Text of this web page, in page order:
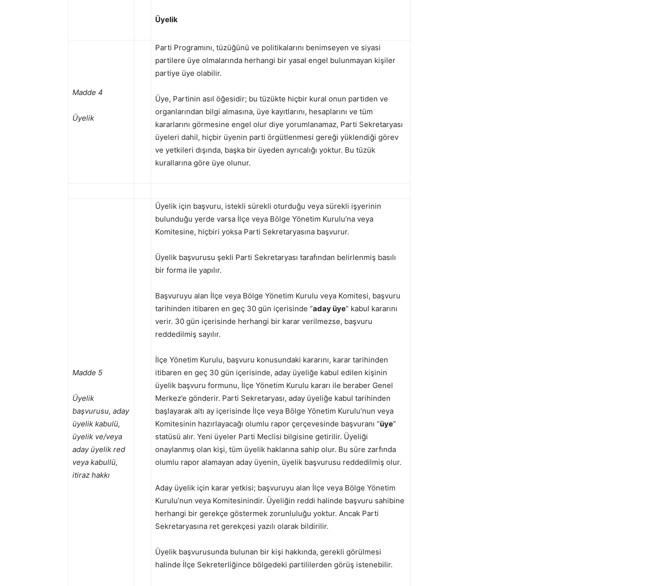
Üyelik
Madde 4
Üyelik
Parti Programını, tüzüğünü ve politikalarını benimseyen ve siyasi
partilere üye olmalarında herhangi bir yasal engel bulunmayan kişiler
partiye üye olabilir.
Üye, Partinin asıl öğesidir; bu tüzükte hiçbir kural onun partiden ve
organlarından bilgi almasına, üye kayıtlarını, hesaplarını ve tüm
kararlarını görmesine engel olur diye yorumlanamaz, Parti Sekretaryası
üyeleri dahil, hiçbir üyenin parti örgütlenmesi gereği yüklendiği görev
ve yetkileri dışında, başka bir üyeden ayrıcalığı yoktur. Bu tüzük
kurallarına göre üye olunur.
Madde 5
Üyelik
başvurusu, aday
üyelik kabulü,
üyelik ve/veya
aday üyelik red
veya kabullü,
itiraz hakkı
Üyelik için başvuru, istekli sürekli oturduğu veya sürekli işyerinin
bulunduğu yerde varsa İlçe veya Bölge Yönetim Kurulu’na veya
Komitesine, hiçbiri yoksa Parti Sekretaryasına başvurur.
Üyelik başvurusu şekli Parti Sekretaryası tarafından belirlenmiş basılı
bir forma ile yapılır.
Başvuruyu alan İlçe veya Bölge Yönetim Kurulu veya Komitesi, başvuru
tarihinden itibaren en geç 30 gün içerisinde “aday üye” kabul kararını
verir. 30 gün içerisinde herhangi bir karar verilmezse, başvuru
reddedilmiş sayılır.
İlçe Yönetim Kurulu, başvuru konusundaki kararını, karar tarihinden
itibaren en geç 30 gün içerisinde, aday üyeliğe kabul edilen kişinin
üyelik başvuru formunu, İlçe Yönetim Kurulu kararı ile beraber Genel
Merkez’e gönderir. Parti Sekretaryası, aday üyeliğe kabul tarihinden
başlayarak altı ay içerisinde İlçe veya Bölge Yönetim Kurulu’nun veya
Komitesinin hazırlayacağı olumlu rapor çerçevesinde başvuranı “üye”
statüsü alır. Yeni üyeler Parti Meclisi bilgisine getirilir. Üyeliği
onaylanmış olan kişi, tüm üyelik haklarına sahip olur. Bu süre zarfında
olumlu rapor alamayan aday üyenin, üyelik başvurusu reddedilmiş olur.
Aday üyelik için karar yetkisi; başvuruyu alan İlçe veya Bölge Yönetim
Kurulu’nun veya Komitesinindir. Üyeliğin reddi halinde başvuru sahibine
herhangi bir gerekçe göstermek zorunluluğu yoktur. Ancak Parti
Sekretaryasına ret gerekçesi yazılı olarak bildirilir.
Üyelik başvurusunda bulunan bir kişi hakkında, gerekli görülmesi
halinde İlçe Sekreterliğince bölgedeki partililerden görüş istenebilir.